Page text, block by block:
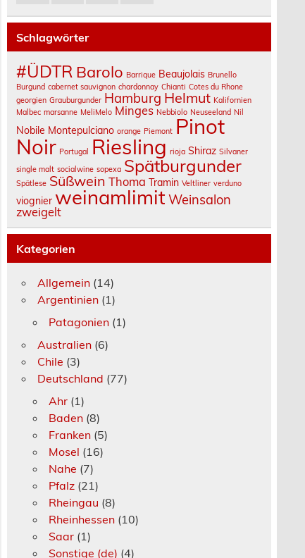
Schlagwörter
#ÜDTR Barolo Barrique Beaujolais Brunello
Burgund cabernet sauvignon chardonnay Chianti Cotes du Rhone
georgien Grauburgunder Hamburg Helmut Kalifornien
Malbec marsanne MeliMelo Minges Nebbiolo Neuseeland Nil
Nobile Montepulciano orange Piemont Pinot
Noir Portugal Riesling rioja Shiraz Silvaner
single malt socialwine sopexa Spätburgunder
Spätlese Süßwein Thoma Tramin Veltliner verduno
viognier weinamlimit Weinsalon
zweigelt
Kategorien
Allgemein (14)
Argentinien (1)
Patagonien (1)
Australien (6)
Chile (3)
Deutschland (77)
Ahr (1)
Baden (8)
Franken (5)
Mosel (16)
Nahe (7)
Pfalz (21)
Rheingau (8)
Rheinhessen (10)
Saar (1)
Sonstige (de) (4)